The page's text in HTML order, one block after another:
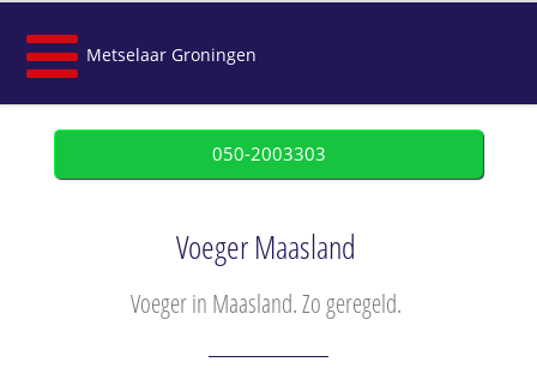
Metselaar Groningen
050-2003303
Voeger Maasland
Voeger in Maasland. Zo geregeld.